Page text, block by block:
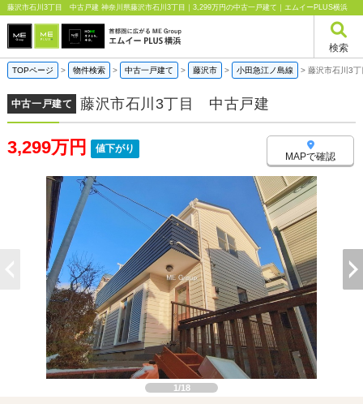
藤沢市石川3丁目 中古戸建 神奈川県藤沢市石川3丁目｜3,299万円の中古一戸建て｜エムイーPLUS横浜
検索
TOPページ > 物件検索 > 中古一戸建て > 藤沢市 > 小田急江ノ島線 > 藤沢市石川3
中古一戸建て 藤沢市石川3丁目 中古戸建
3,299万円 値下がり
MAPで確認
1/18